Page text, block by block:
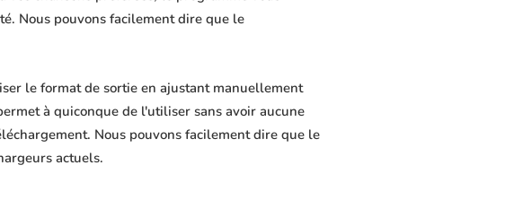
Nous pouvons facilement dire que le
le format de sortie en ajustant manuellement
à quiconque de l'utiliser sans avoir aucune
Nous pouvons facilement dire que le
actuels.